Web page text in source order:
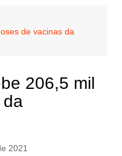
de vacinas da
206,5 mil
da
2021